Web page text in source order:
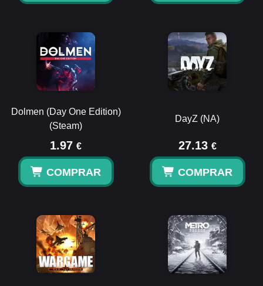
Dolmen (Day One Edition)
(Steam)
1.97 €
COMPRAR
DayZ (NA)
27.13 €
COMPRAR